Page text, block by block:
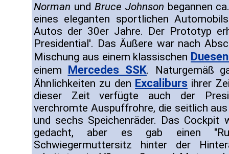
Norman und Bruce Johnson begannen
eines eleganten sportlichen
Autos der 30er Jahre. Der Prototyp
Presidential'. Das Äußere war nach
Mischung aus einem klassischen
einem Mercedes SSK. Naturgemäß
Ähnlichkeiten zu den Excaliburs ihrer
dieser Zeit verfügte auch der
verchromte Auspuffrohre, die seitlich
und sechs Speichenräder. Das
gedacht, aber es gab einen
Schwiegermuttersitz hinter der